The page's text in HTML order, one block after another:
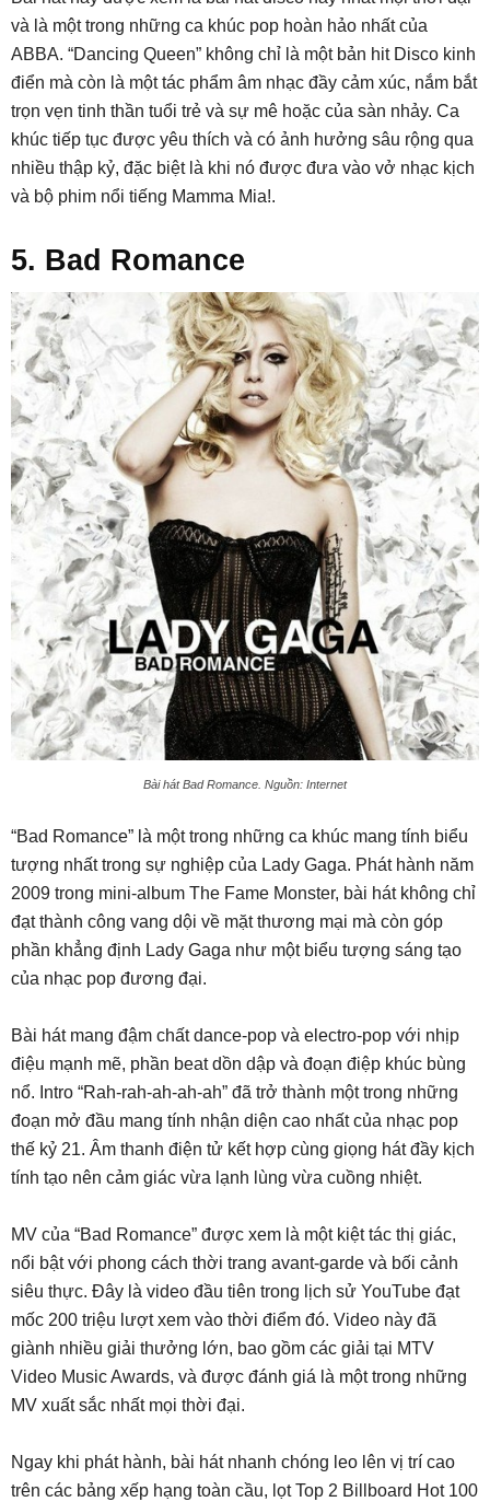
và là một trong những ca khúc pop hoàn hảo nhất của
ABBA. “Dancing Queen” không chỉ là một bản hit Disco kinh
điển mà còn là một tác phẩm âm nhạc đầy cảm xúc, nắm bắt
trọn vẹn tinh thần tuổi trẻ và sự mê hoặc của sàn nhảy. Ca
khúc tiếp tục được yêu thích và có ảnh hưởng sâu rộng qua
nhiều thập kỷ, đặc biệt là khi nó được đưa vào vở nhạc kịch
và bộ phim nổi tiếng Mamma Mia!.
5. Bad Romance
Bài hát Bad Romance. Nguồn: Internet
“Bad Romance” là một trong những ca khúc mang tính biểu
tượng nhất trong sự nghiệp của Lady Gaga. Phát hành năm
2009 trong mini-album The Fame Monster, bài hát không chỉ
đạt thành công vang dội về mặt thương mại mà còn góp
phần khẳng định Lady Gaga như một biểu tượng sáng tạo
của nhạc pop đương đại.
Bài hát mang đậm chất dance-pop và electro-pop với nhịp
điệu mạnh mẽ, phần beat dồn dập và đoạn điệp khúc bùng
nổ. Intro “Rah-rah-ah-ah-ah” đã trở thành một trong những
đoạn mở đầu mang tính nhận diện cao nhất của nhạc pop
thế kỷ 21. Âm thanh điện tử kết hợp cùng giọng hát đầy kịch
tính tạo nên cảm giác vừa lạnh lùng vừa cuồng nhiệt.
MV của “Bad Romance” được xem là một kiệt tác thị giác,
nổi bật với phong cách thời trang avant-garde và bối cảnh
siêu thực. Đây là video đầu tiên trong lịch sử YouTube đạt
mốc 200 triệu lượt xem vào thời điểm đó. Video này đã
giành nhiều giải thưởng lớn, bao gồm các giải tại MTV
Video Music Awards, và được đánh giá là một trong những
MV xuất sắc nhất mọi thời đại.
Ngay khi phát hành, bài hát nhanh chóng leo lên vị trí cao
trên các bảng xếp hạng toàn cầu, lọt Top 2 Billboard Hot 100